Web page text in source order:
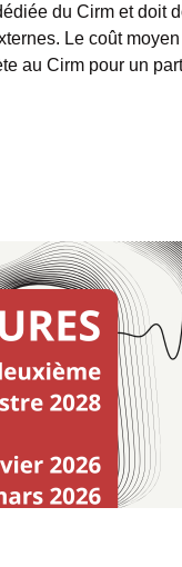
du Cirm et doit
Le coût
au Cirm pour un